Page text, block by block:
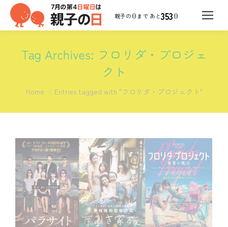
353日
Tag Archives: フロリダ・プロジェ
クト
You are here:
Home Entries tagged with "フロリダ・プロジェクト"